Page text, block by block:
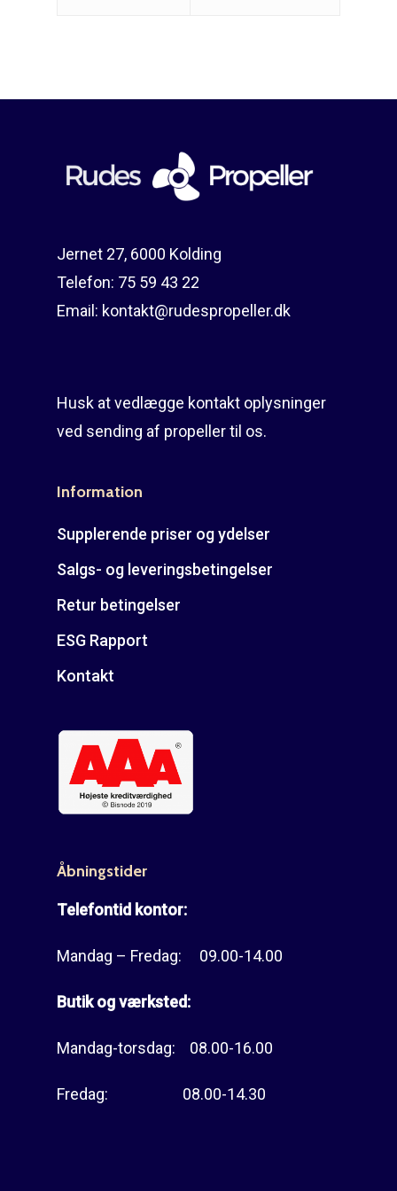
Jernet 27, 6000 Kolding
Telefon: 75 59 43 22
Email: kontakt@rudespropeller.dk
Husk at vedlægge kontakt oplysninger
ved sending af propeller til os.
Information
Supplerende priser og ydelser
Salgs- og leveringsbetingelser
Retur betingelser
ESG Rapport
Kontakt
Åbningstider
Telefontid kontor:
Mandag – Fredag: 09.00-14.00
Butik og værksted:
Mandag-torsdag: 08.00-16.00
Fredag: 08.00-14.30